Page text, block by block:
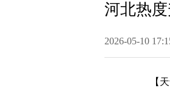
河北热
2026-05-10
【